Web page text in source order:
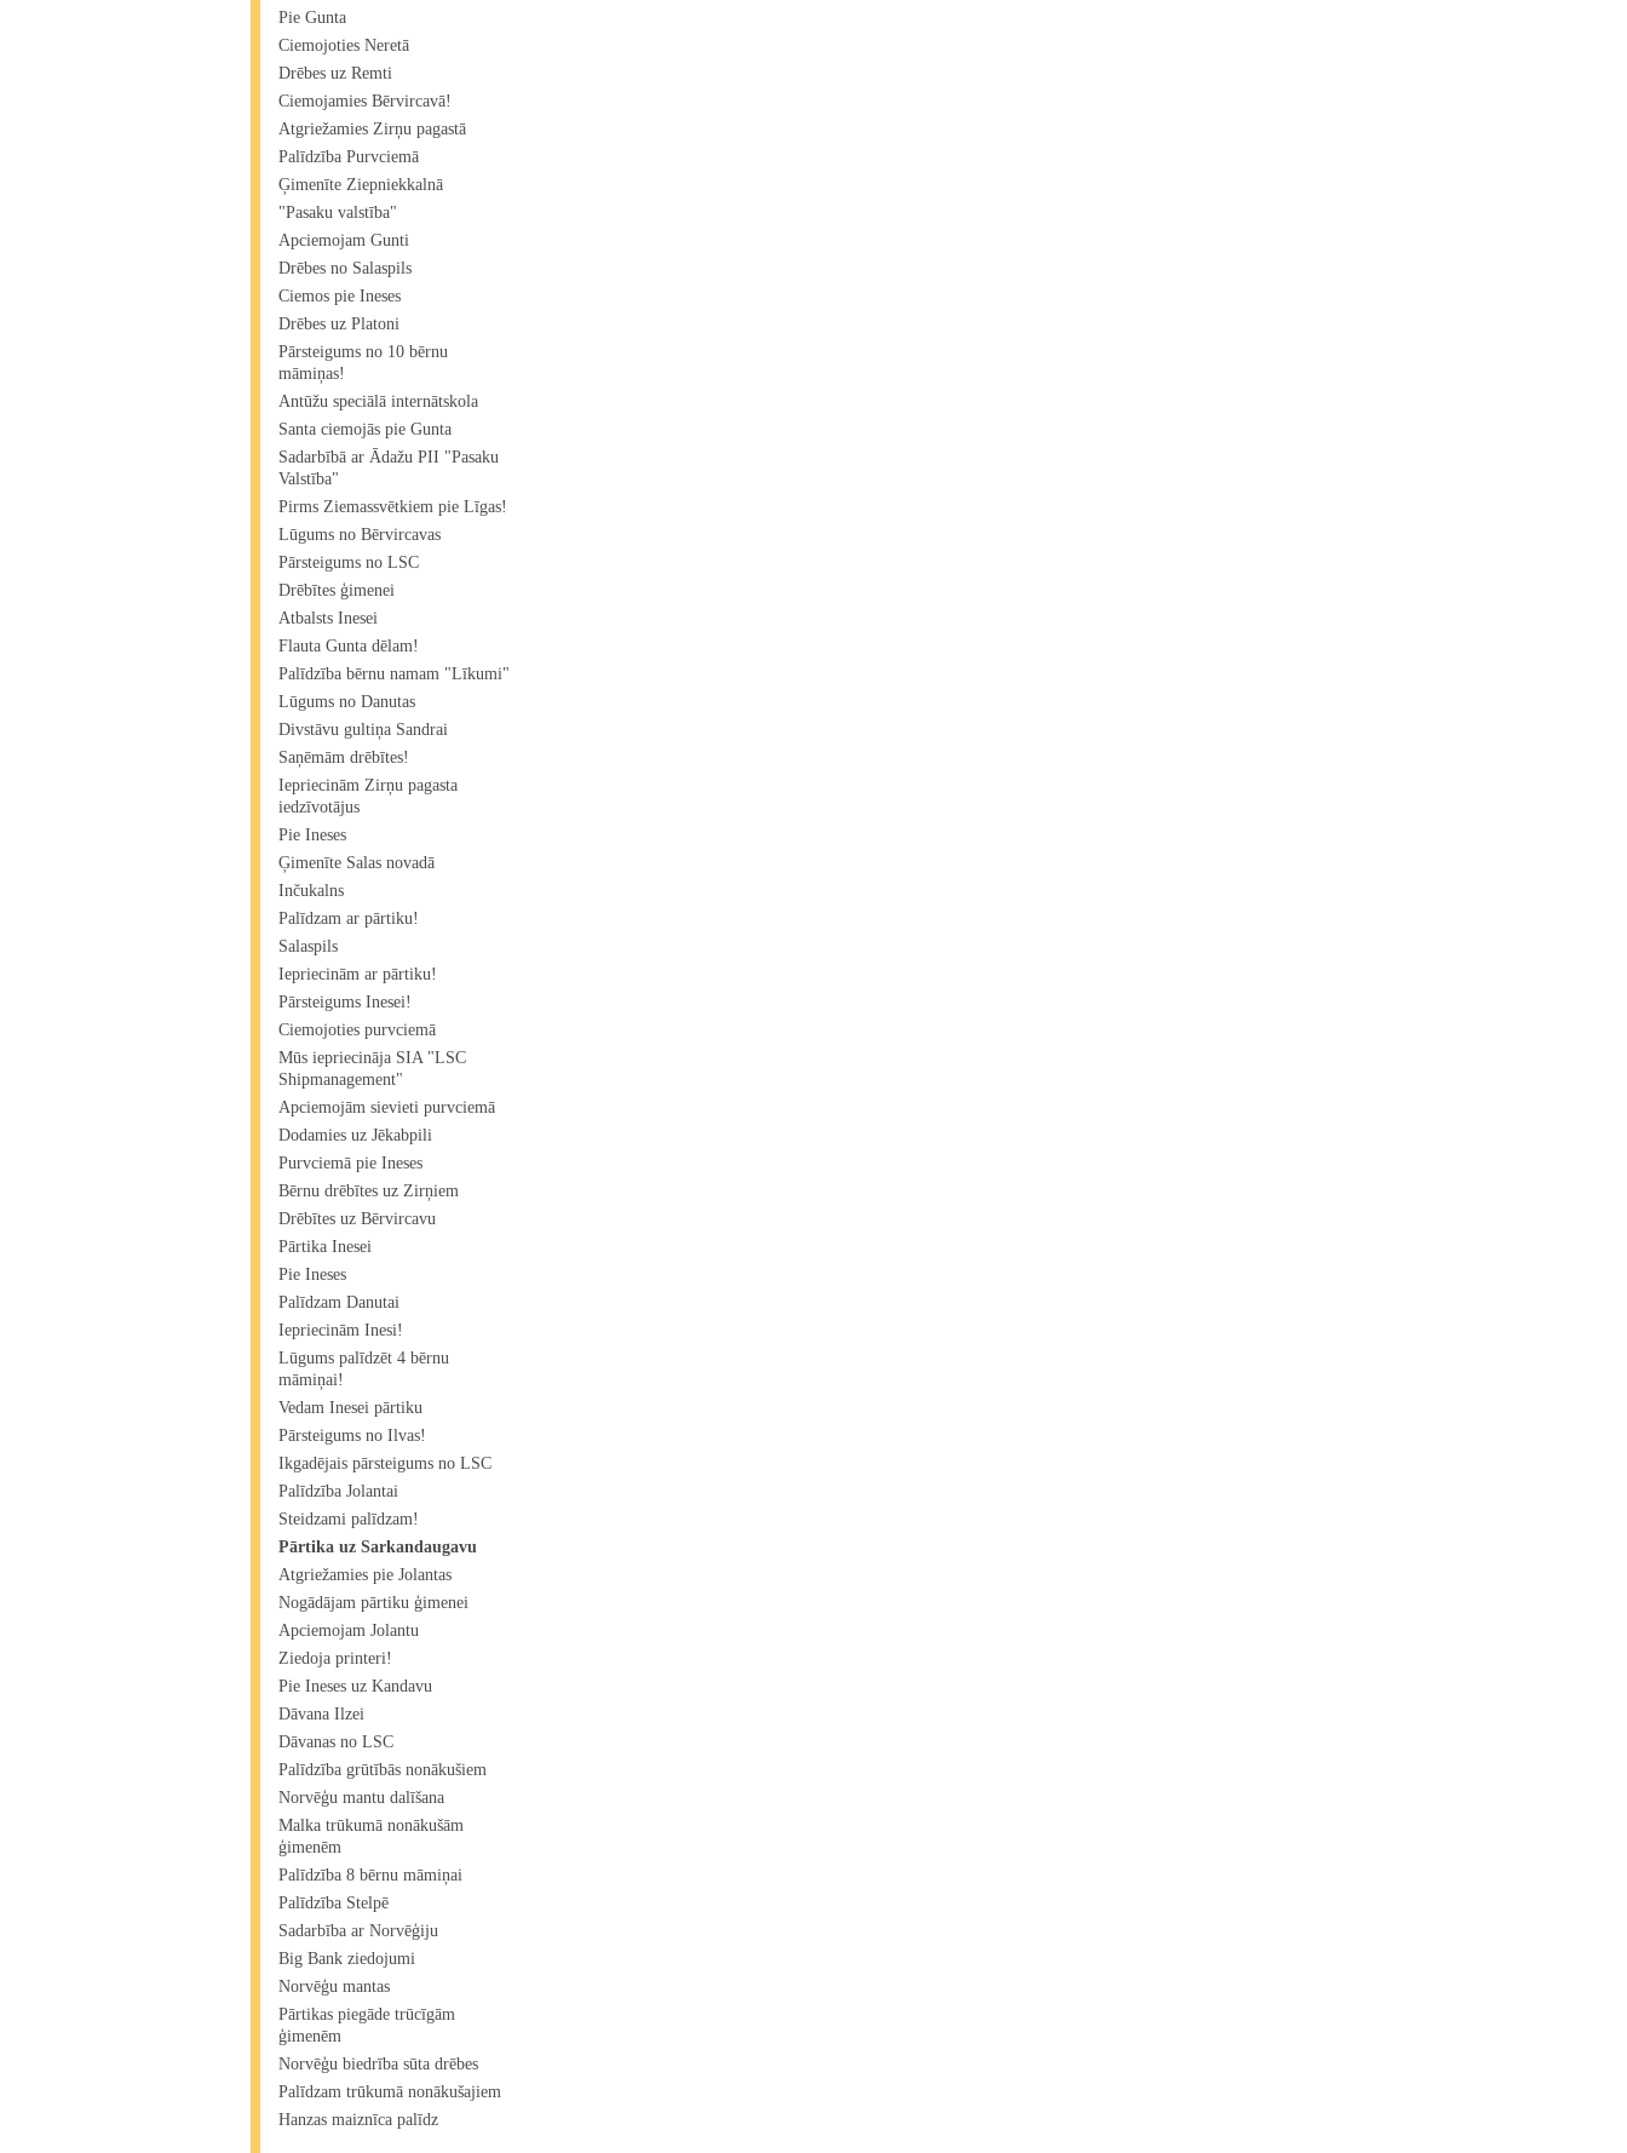
Pie Gunta
Ciemojoties Neretā
Drēbes uz Remti
Ciemojamies Bērvircavā!
Atgriežamies Zirņu pagastā
Palīdzība Purvciemā
Ģimenīte Ziepniekkalnā
"Pasaku valstība"
Apciemojam Gunti
Drēbes no Salaspils
Ciemos pie Ineses
Drēbes uz Platoni
Pārsteigums no 10 bērnu
māmiņas!
Antūžu speciālā internātskola
Santa ciemojās pie Gunta
Sadarbībā ar Ādažu PII "Pasaku
Valstība"
Pirms Ziemassvētkiem pie Līgas!
Lūgums no Bērvircavas
Pārsteigums no LSC
Drēbītes ģimenei
Atbalsts Inesei
Flauta Gunta dēlam!
Palīdzība bērnu namam "Līkumi"
Lūgums no Danutas
Divstāvu gultiņa Sandrai
Saņēmām drēbītes!
Iepriecinām Zirņu pagasta
iedzīvotājus
Pie Ineses
Ģimenīte Salas novadā
Inčukalns
Palīdzam ar pārtiku!
Salaspils
Iepriecinām ar pārtiku!
Pārsteigums Inesei!
Ciemojoties purvciemā
Mūs iepriecināja SIA "LSC
Shipmanagement"​
Apciemojām sievieti purvciemā
Dodamies uz Jēkabpili
Purvciemā pie Ineses
Bērnu drēbītes uz Zirņiem
Drēbītes uz Bērvircavu
Pārtika Inesei
Pie Ineses
Palīdzam Danutai
Iepriecinām Inesi!
Lūgums palīdzēt 4 bērnu
māmiņai!
Vedam Inesei pārtiku
Pārsteigums no Ilvas!
Ikgadējais pārsteigums no LSC
Palīdzība Jolantai
Steidzami palīdzam!
Pārtika uz Sarkandaugavu
Atgriežamies pie Jolantas
Nogādājam pārtiku ģimenei
Apciemojam Jolantu
Ziedoja printeri!
Pie Ineses uz Kandavu
Dāvana Ilzei
Dāvanas no LSC
Palīdzība grūtībās nonākušiem
Norvēģu mantu dalīšana
Malka trūkumā nonākušām
ģimenēm
Palīdzība 8 bērnu māmiņai
Palīdzība Stelpē
Sadarbība ar Norvēģiju
Big Bank ziedojumi
Norvēģu mantas
Pārtikas piegāde trūcīgām
ģimenēm
Norvēģu biedrība sūta drēbes
Palīdzam trūkumā nonākušajiem
Hanzas maiznīca palīdz